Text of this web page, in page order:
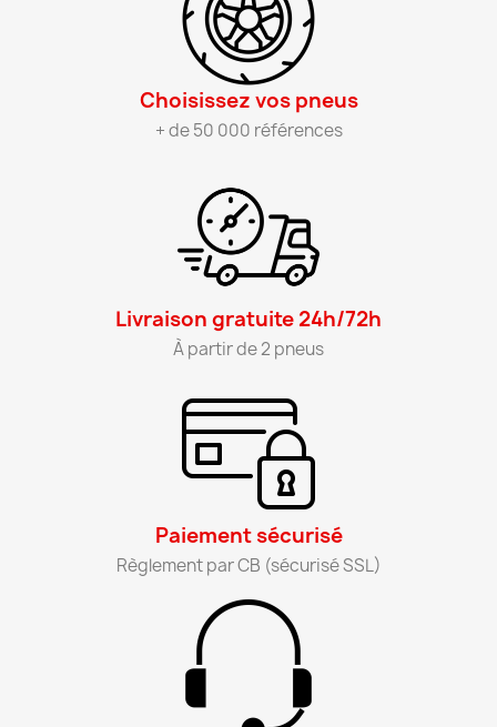
Choisissez vos pneus​
+ de 50 000 références
Livraison gratuite 24h/72h​
À partir de 2 pneus​
Paiement sécurisé​
Règlement par CB (sécurisé SSL)​